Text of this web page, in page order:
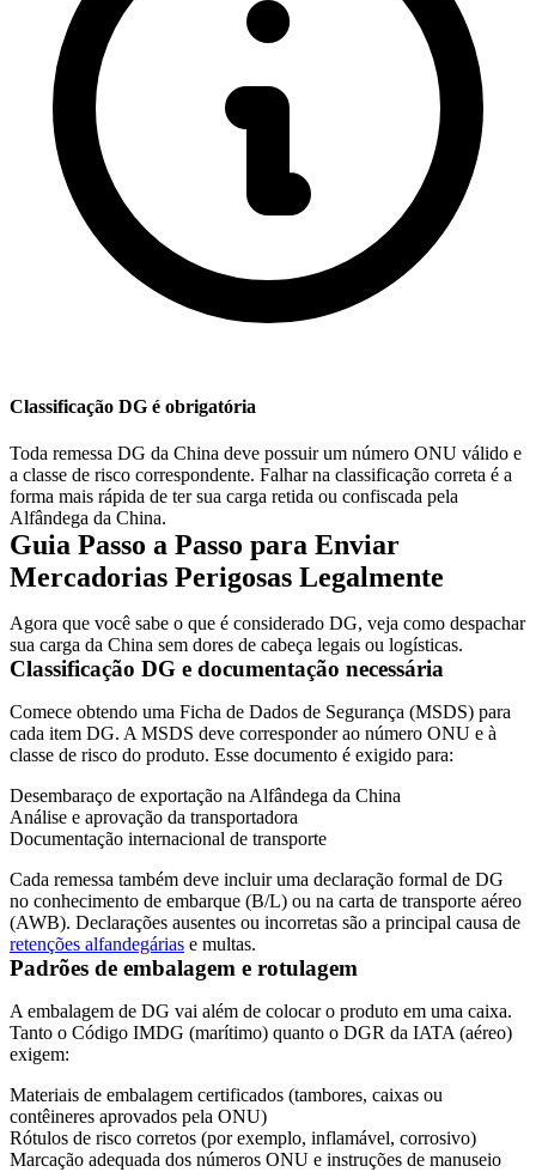
Classificação DG é obrigatória
Toda remessa DG da China deve possuir um número ONU válido e
a classe de risco correspondente. Falhar na classificação correta é a
forma mais rápida de ter sua carga retida ou confiscada pela
Alfândega da China.
Guia Passo a Passo para Enviar
Mercadorias Perigosas Legalmente
Agora que você sabe o que é considerado DG, veja como despachar
sua carga da China sem dores de cabeça legais ou logísticas.
Classificação DG e documentação necessária
Comece obtendo uma Ficha de Dados de Segurança (MSDS) para
cada item DG. A MSDS deve corresponder ao número ONU e à
classe de risco do produto. Esse documento é exigido para:
Desembaraço de exportação na Alfândega da China
Análise e aprovação da transportadora
Documentação internacional de transporte
Cada remessa também deve incluir uma declaração formal de DG
no conhecimento de embarque (B/L) ou na carta de transporte aéreo
(AWB). Declarações ausentes ou incorretas são a principal causa de
retenções alfandegárias e multas.
Padrões de embalagem e rotulagem
A embalagem de DG vai além de colocar o produto em uma caixa.
Tanto o Código IMDG (marítimo) quanto o DGR da IATA (aéreo)
exigem:
Materiais de embalagem certificados (tambores, caixas ou
contêineres aprovados pela ONU)
Rótulos de risco corretos (por exemplo, inflamável, corrosivo)
Marcação adequada dos números ONU e instruções de manuseio